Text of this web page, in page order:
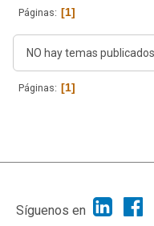
Páginas 1
NO hay temas
Páginas 1
|
Síguenos en